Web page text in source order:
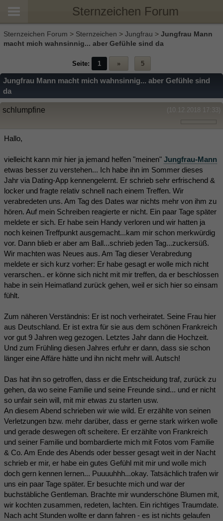
Sternzeichen Forum
Sternzeichen Forum > Sternzeichen > Jungfrau > Jungfrau Mann
macht mich wahnsinnig... aber Gefühle sind da
Seite: 1 » 5
Jungfrau Mann macht mich wahnsinnig... aber Gefühle sind
da
(10.12.2018 17:33)
schlumpfine
Hallo,
vielleicht kann mir hier ja jemand helfen "meinen" Jungfrau-Mann
etwas besser zu verstehen... Ich habe ihn im Sommer dieses
Jahr via Dating-App kennengelernt. Er schrieb sehr erfrischend &
locker und fragte relativ schnell nach einem Treffen. Wir
verabredeten uns. Am Tag des Dates war nichts mehr von ihm zu
hören. Auf mein Schreiben reagierte er nicht. Ein paar Tage später
meldete er sich. Er habe sein Handy verloren und wir hatten ja
noch keinen Treffpunkt ausgemacht...kam mir schon merkwürdig
vor. Dann blieb er aber am Ball...schrieb jeden Tag...zuckersüß.
Wir machten was Neues aus. Am Tag dieser Verabredung
meldete er sich kurz vorher: Er habe gesagt er wolle mich nicht
verarschen.. er könne sich nicht mit mir treffen, da er beschlossen
habe in sein Heimatland zurück gehen, weil er sich hier so einsam
fühlt.
Zum näheren Verständnis: Er ist noch verheiratet. Seine Frau hier
aus Deutschland. Er ist extra für sie aus dem schönen Frankreich
vor gut 9 Jahren weg gezogen. Letztes Jahr dann die Hochzeit.
Und zum Frühling diesen Jahres erfuhr er dann, dass sie schon
länger eine Affäre hätte und ihn nicht mehr will. Autsch!
Das hat ihn so getroffen, dass er die Entscheidung traf, zurück zu
gehen, da wo seine Familie und seine Freunde sind... und er nicht
so unfair sein will, mit mir etwas zu starten usw.
An diesem Abend schrieben wir wie wild. Er erzählte von seinen
Verletzungen bzw. mehr darüber, dass er gerne stark wirken wolle
und gerade deswegen oft scheitere. Er erzählte von Frankreich
und seiner Familie und bombardierte mich mit Fotos vom Familie
& Co. Am Ende des Abends oder besser gesagt weit in der Nacht
schrieb er mir, er habe ein gutes Gefühl mit mir und wolle mich
doch gern kennen lernen... Puuuuhhh...okay. Tatsächlich trafen wir
uns ein paar Tage später. Er besuchte mich und war der
buchstäbliche Gentleman. Brachte mir wunderschöne Blumen mit,
wir kochten zusammen, redeten, lachten. Ein richtiges Traumdate.
Nach acht Stunden wollte er dann fahren - es ist nichts gelaufen